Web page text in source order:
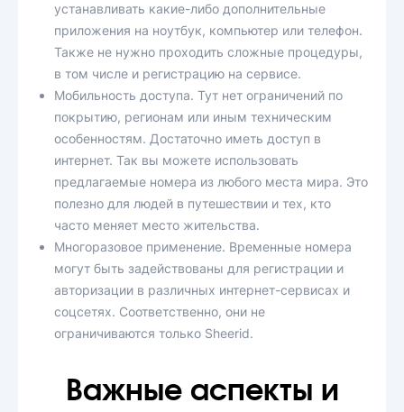
устанавливать какие-либо дополнительные
приложения на ноутбук, компьютер или телефон.
Также не нужно проходить сложные процедуры,
в том числе и регистрацию на сервисе.
Мобильность доступа. Тут нет ограничений по
покрытию, регионам или иным техническим
особенностям. Достаточно иметь доступ в
интернет. Так вы можете использовать
предлагаемые номера из любого места мира. Это
полезно для людей в путешествии и тех, кто
часто меняет место жительства.
Многоразовое применение. Временные номера
могут быть задействованы для регистрации и
авторизации в различных интернет-сервисах и
соцсетях. Соответственно, они не
ограничиваются только Sheerid.
Важные аспекты и